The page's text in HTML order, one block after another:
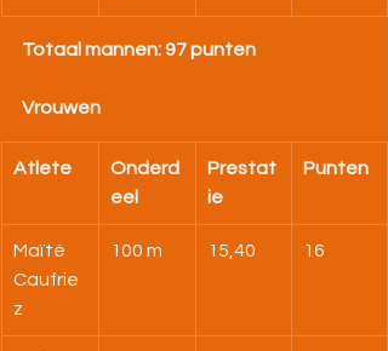
Totaal mannen: 97 punten
Vrouwen
Atlete
Onderd
eel
Prestat
ie
Punten
Maïté
Caufrie
z
100 m 15,40 16